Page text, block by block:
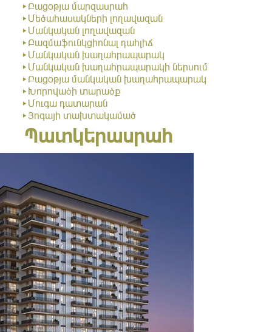
▸Բացօթյա մարզասրահ
▸Մեծահասակների լողավազան
▸Մանկական լողավազան
▸Բազմաֆունկցիոնալ դահլիճ
▸Մանկական խաղահրապարակ
▸Մանկական խաղահրապարակի ներսում
▸Բացօթյա մանկական խաղահրապարակ
▸Խորովածի տարածք
▸Մուգա դատարան
▸Յոգայի տախտակամած
Պատկերասրահ